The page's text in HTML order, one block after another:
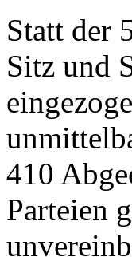
Statt der
Sitz und
410
Parteien